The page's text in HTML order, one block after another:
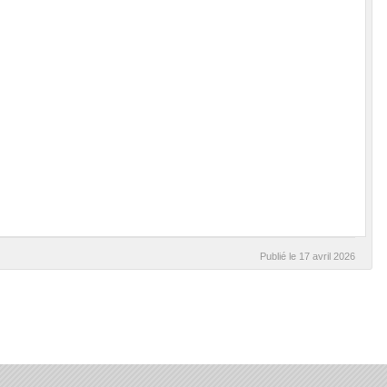
Publié le 17 avril 2026